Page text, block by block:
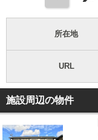
所在地
URL
施設周辺の物件